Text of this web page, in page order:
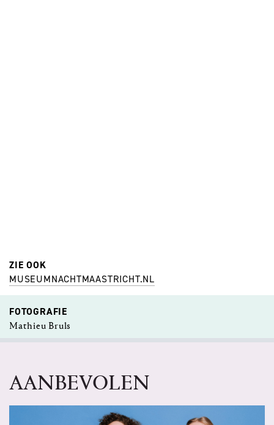
ZIE OOK
MUSEUMNACHTMAASTRICHT.NL
FOTOGRAFIE
Mathieu Bruls
AANBEVOLEN